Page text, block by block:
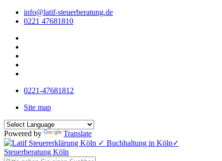
info@latif-steuerberatung.de
0221 47681810
0221-47681812
Site map
Powered by Translate